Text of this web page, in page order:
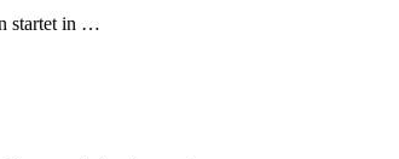
startet in …